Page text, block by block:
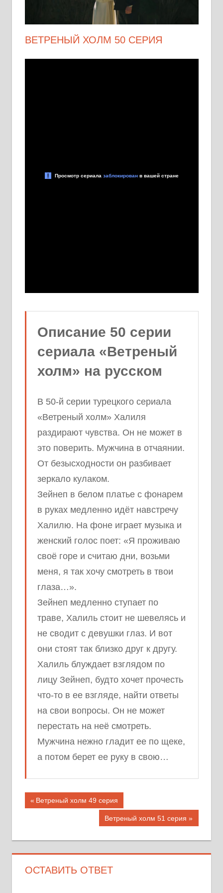
ВЕТРЕНЫЙ ХОЛМ 50 СЕРИЯ
Описание 50 серии
сериала «Ветреный
холм» на русском
В 50-й серии турецкого сериала
«Ветреный холм» Халиля
раздирают чувства. Он не может в
это поверить. Мужчина в отчаянии.
От безысходности он разбивает
зеркало кулаком.
Зейнеп в белом платье с фонарем
в руках медленно идёт навстречу
Халилю. На фоне играет музыка и
женский голос поет: «Я проживаю
своё горе и считаю дни, возьми
меня, я так хочу смотреть в твои
глаза…».
Зейнеп медленно ступает по
траве, Халиль стоит не шевелясь и
не сводит с девушки глаз. И вот
они стоят так близко друг к другу.
Халиль блуждает взглядом по
лицу Зейнеп, будто хочет прочесть
что-то в ее взгляде, найти ответы
на свои вопросы. Он не может
перестать на неё смотреть.
Мужчина нежно гладит ее по щеке,
а потом берет ее руку в свою…
Предыдущая
Ветреный холм 49 серия
Следующая
Ветреный холм 51 серия
ОСТАВИТЬ ОТВЕТ